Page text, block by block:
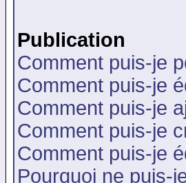
Publication
Comment puis-je
Comment puis-je
Comment puis-je
Comment puis-je
Comment puis-je
Pourquoi ne puis-